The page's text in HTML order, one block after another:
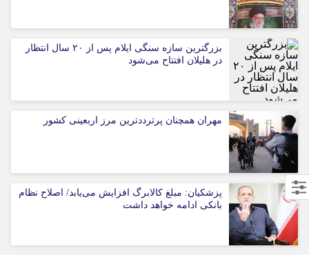
بزرگترین سازه سنگی ایلام پس از ۲۰ سال انتظار
در هلیلان افتتاح می‌شود
مهران همچنان پرترددترین مرز اربعینی کشور
پزشکیان: مبلغ کالابرگ افزایش می‌یابد/ اصلاح نظام
بانکی ادامه خواهد داشت